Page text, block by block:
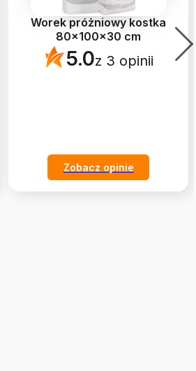
Worek próżniowy kostka
80x100x30 cm
5.0z 3 opinii
Zobacz opinie